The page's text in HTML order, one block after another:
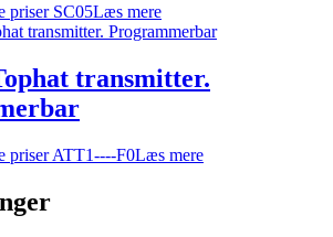
priserSC05Læs mere
transmitter.
priserATT1----F0Læs mere